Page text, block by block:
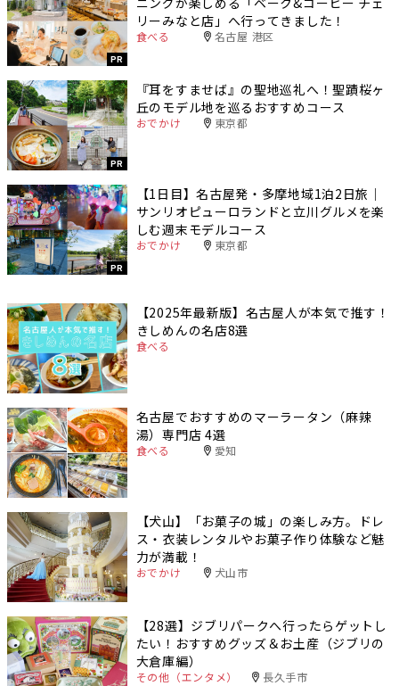
PR
リーみなと店」へ行ってきました！
食べる 名古屋 港区
PR
『耳をすませば』の聖地巡礼へ！聖蹟桜ヶ
丘のモデル地を巡るおすすめコース
おでかけ 東京都
PR
【1日目】名古屋発・多摩地域1泊2日旅｜
サンリオピューロランドと立川グルメを楽
しむ週末モデルコース
おでかけ 東京都
【2025年最新版】名古屋人が本気で推す！
きしめんの名店8選
食べる
名古屋でおすすめのマーラータン（麻辣
湯）専門店 4選
食べる 愛知
【犬山】「お菓子の城」の楽しみ方。ドレ
ス・衣装レンタルやお菓子作り体験など魅
力が満載！
おでかけ 犬山市
【28選】ジブリパークへ行ったらゲットし
たい！おすすめグッズ＆お土産（ジブリの
大倉庫編）
その他（エンタメ） 長久手市